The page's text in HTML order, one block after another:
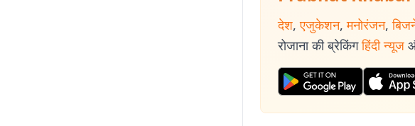
देश, एजुकेशन, मनोरंजन,
रोजाना की ब्रेकिंग हिंदी न्यूज